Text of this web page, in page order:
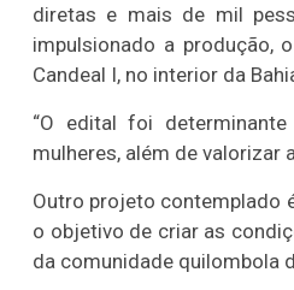
diretas e mais de mil
impulsionado a produção,
Candeal I, no interior da
“O edital foi
mulheres, além de valorizar
Outro projeto contemplado
o objetivo de criar as
da comunidade quilombola